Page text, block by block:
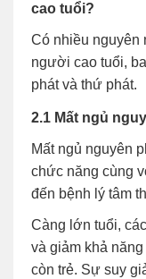
cao tuổi?
Có nhiều nguyên
người cao tuổi,
phát và thứ phát.
2.1 Mất ngủ
Mất ngủ nguyên
chức năng cùng
đến bệnh lý tâm
Càng lớn tuổi,
và giảm khả
còn trẻ. Sự suy